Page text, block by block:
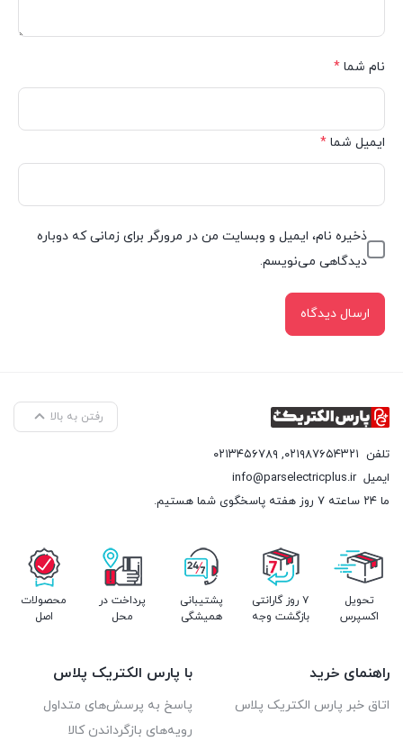
نام شما *
ایمیل شما *
ذخیره نام، ایمیل و وبسایت من در مرورگر برای زمانی که دوباره
دیدگاهی می‌نویسم.
رفتن به بالا
تلفن ۰۲۱۹۸۷۶۵۴۳۲۱, ۰۲۱۳۴۵۶۷۸۹
ایمیلinfo@parselectricplus.ir
ما ۲۴ ساعته ۷ روز هفته پاسخگوی شما هستیم.
تحویل
اکسپرس
۷ روز گارانتی
بازگشت وجه
پشتیبانی
همیشگی
پرداخت در
محل
محصولات
اصل
راهنمای خرید
اتاق خبر پارس الکتریک پلاس
با پارس الکتریک پلاس
پاسخ به پرسش‌های متداول
رویه‌های بازگرداندن کالا